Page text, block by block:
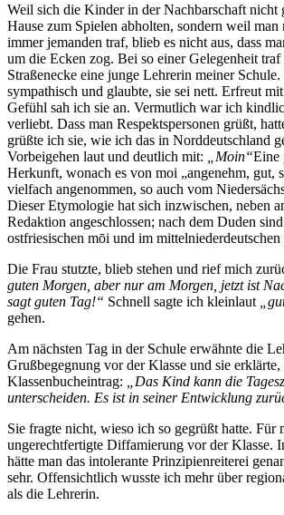
Weil sich die Kinder in der Nachbarschaft nicht
Hause zum Spielen abholten, sondern weil man
immer jemanden traf, blieb es nicht aus, dass
um die Ecken zog. Bei so einer Gelegenheit traf
Straßenecke eine junge Lehrerin meiner
sympathisch und glaubte, sie sei nett. Erfreut
Gefühl sah ich sie an. Vermutlich war ich
verliebt. Dass man Respektspersonen grüßt,
grüßte ich sie, wie ich das in Norddeutschland
Vorbeigehen laut und deutlich mit:
„Moin“Eine
Herkunft, wonach es von moi „angenehm, gut,
vielfach angenommen, so auch vom
Dieser Etymologie hat sich inzwischen, neben
Redaktion angeschlossen; nach dem Duden
ostfriesischen mōi und im
Die Frau stutzte, blieb stehen und rief mich
guten Morgen, aber nur am Morgen, jetzt ist
sagt guten Tag!“ Schnell sagte ich kleinlaut
gehen.
Am nächsten Tag in der Schule erwähnte die
Grußbegegnung vor der Klasse und sie erklärte,
Klassenbucheintrag:
„Das Kind kann die
unterscheiden. Es ist in seiner Entwicklung
Sie fragte nicht, wieso ich so gegrüßt hatte. Für
ungerechtfertigte Diffamierung vor der Klasse.
hätte man das intolerante Prinzipienreiterei
sehr. Offensichtlich wusste ich mehr über
als die Lehrerin.